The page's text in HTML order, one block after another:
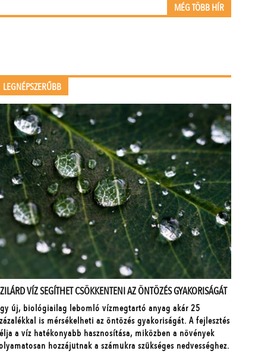
MÉG TÖBB HÍR
LEGNÉPSZERŰBB